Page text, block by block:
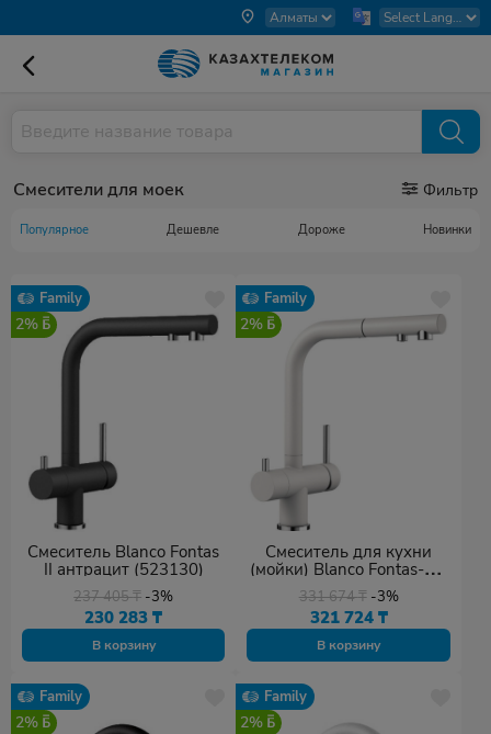
Смесители для моек Фильтр
Популярное Дешевле Дороже Новинки
Family
2%
Смеситель Blanco Fontas
II антрацит (523130)
237 405₸ -3%
230 283₸
В корзину
Family
2%
Смеситель для кухни
(мойки) Blanco Fontas-S II
525204 White,
однозахватный
331 674₸ -3%
321 724 ₸
В корзину
Family
2%
Family
2%